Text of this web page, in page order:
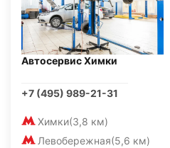
Автосервис Химки
+7 (495) 989-21-31
Химки(3,8 км)
Левобережная(5,6 км)